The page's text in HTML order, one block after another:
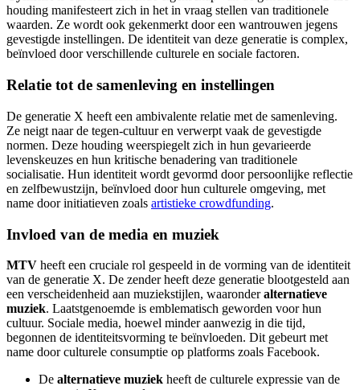
houding manifesteert zich in het in vraag stellen van traditionele
waarden. Ze wordt ook gekenmerkt door een wantrouwen jegens
gevestigde instellingen. De identiteit van deze generatie is complex,
beïnvloed door verschillende culturele en sociale factoren.
Relatie tot de samenleving en instellingen
De generatie X heeft een ambivalente relatie met de samenleving.
Ze neigt naar de tegen-cultuur en verwerpt vaak de gevestigde
normen. Deze houding weerspiegelt zich in hun gevarieerde
levenskeuzes en hun kritische benadering van traditionele
socialisatie. Hun identiteit wordt gevormd door persoonlijke reflectie
en zelfbewustzijn, beïnvloed door hun culturele omgeving, met
name door initiatieven zoals artistieke crowdfunding.
Invloed van de media en muziek
MTV heeft een cruciale rol gespeeld in de vorming van de identiteit
van de generatie X. De zender heeft deze generatie blootgesteld aan
een verscheidenheid aan muziekstijlen, waaronderalternatieve
muziek. Laatstgenoemde is emblematisch geworden voor hun
cultuur. Sociale media, hoewel minder aanwezig in die tijd,
begonnen de identiteitsvorming te beïnvloeden. Dit gebeurt met
name door culturele consumptie op platforms zoals Facebook.
De alternatieve muziek heeft de culturele expressie van de